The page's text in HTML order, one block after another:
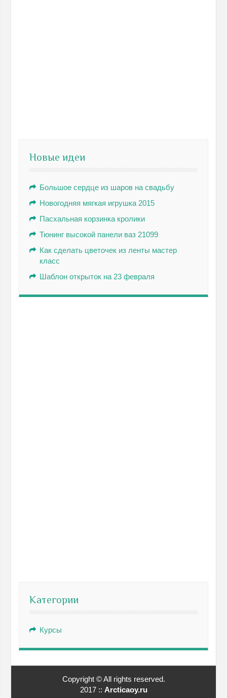
Новые идеи
Большое сердце из шаров на свадьбу
Новогодняя мягкая игрушка 2015
Пасхальная корзинка кролики
Тюнинг высокой панели ваз 21099
Как сделать цветочек из ленты мастер
класс
Шаблон открыток на 23 февраля
Категории
Курсы
Copyright © All rights reserved.
2017 :: Arcticaoy.ru